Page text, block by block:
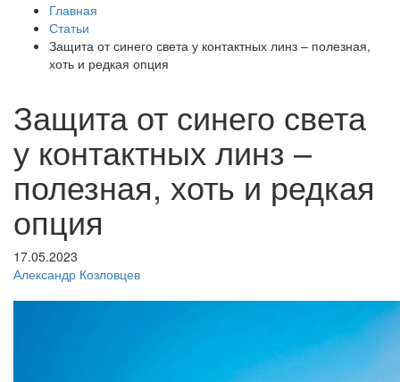
Главная
Статьи
Защита от синего света у контактных линз – полезная,
хоть и редкая опция
Защита от синего света
у контактных линз –
полезная, хоть и редкая
опция
17.05.2023
Александр Козловцев